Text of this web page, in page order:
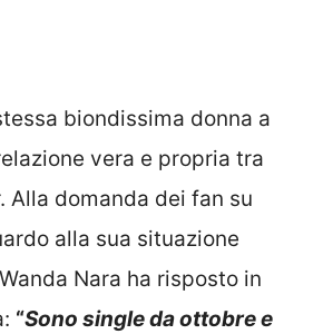
biondissima donna a
vera e propria tra
Alla domanda dei fan su
alla sua situazione
Nara ha risposto in
“Sono single da ottobre e